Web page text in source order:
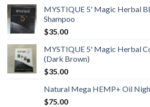
MYSTIQUE 5' Magic Herbal
Shampoo
$35.00
MYSTIQUE 5' Magic Herbal
(Dark Brown)
$35.00
Natural Mega HEMP+ Oil
$75.00